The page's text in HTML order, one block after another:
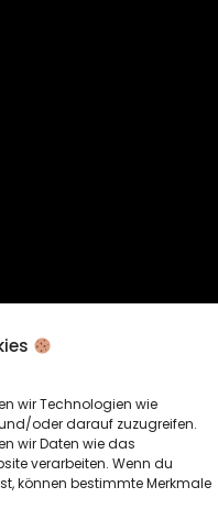
wir Technologien wie
oder darauf zuzugreifen.
wir Daten wie das
verarbeiten. Wenn du
können bestimmte Merkmale